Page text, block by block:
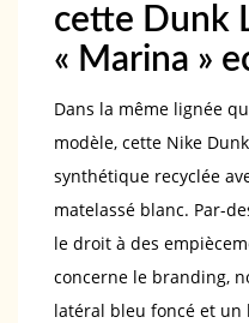
cette Dunk
« Marina »
Dans la même lignée
modèle, cette Nike
synthétique recyclée
matelassé blanc. Par-
le droit à des
concerne le branding,
latéral bleu foncé et un